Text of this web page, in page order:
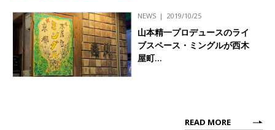
NEWS 2019/10/25
山本精一プロデュースのライ
ブスペース・ミングルが西木
屋町…
READ MORE